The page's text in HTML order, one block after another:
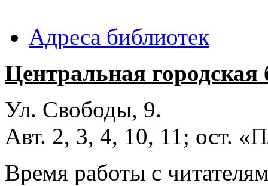
Адреса библиотек
Центральная
Ул. Свободы, 9.
Авт. 2, 3, 4, 10, 11; ост.
Время работы с